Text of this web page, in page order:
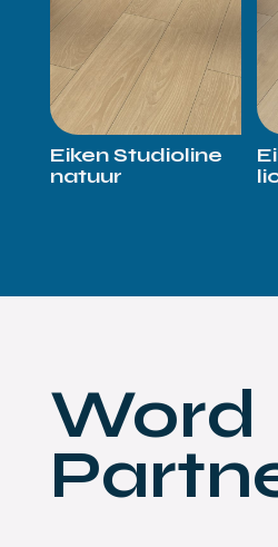
Eiken Studioline
natuur
Word